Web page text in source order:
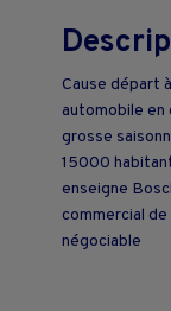
Cause départ
automobile en
grosse
15000
enseigne
commercial
négociable